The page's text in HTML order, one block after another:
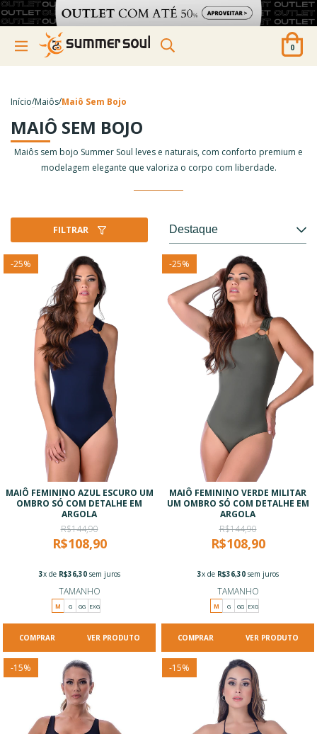
0
Início/Maiôs/Maiô Sem Bojo
MAIÔ SEM BOJO
Maiôs sem bojo Summer Soul leves e naturais, com conforto premium e
modelagem elegante que valoriza o corpo com liberdade.
FILTRAR
-25%
MAIÔ FEMININO AZUL ESCURO UM
OMBRO SÓ COM DETALHE EM
ARGOLA
R$144,90
R$108,90
3x de R$36,30sem juros
TAMANHO
M G GG EXG
VER PRODUTO
-25%
MAIÔ FEMININO VERDE MILITAR
UM OMBRO SÓ COM DETALHE EM
ARGOLA
R$144,90
R$108,90
3x de R$36,30sem juros
TAMANHO
M G GG EXG
VER PRODUTO
-15% -15%